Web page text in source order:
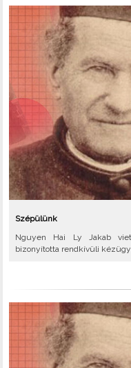
Szépülünk
Nguyen Hai Ly Jakab
bizonyította rendkívüli